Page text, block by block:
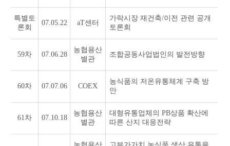
특별토
론회
07.05.22 aT센터
가락시장 재건축/이전 관련 공개
토론회
59차 07.06.28
농협용산
별관
조합공동사업법인의 발전방향
60차 07.07.06 COEX
농식품의 저온유통체계 구축 방
안
61차 07.10.18
농협용산
별관
대형유통업체의 PB상품 확산에
따른 산지 대응전략